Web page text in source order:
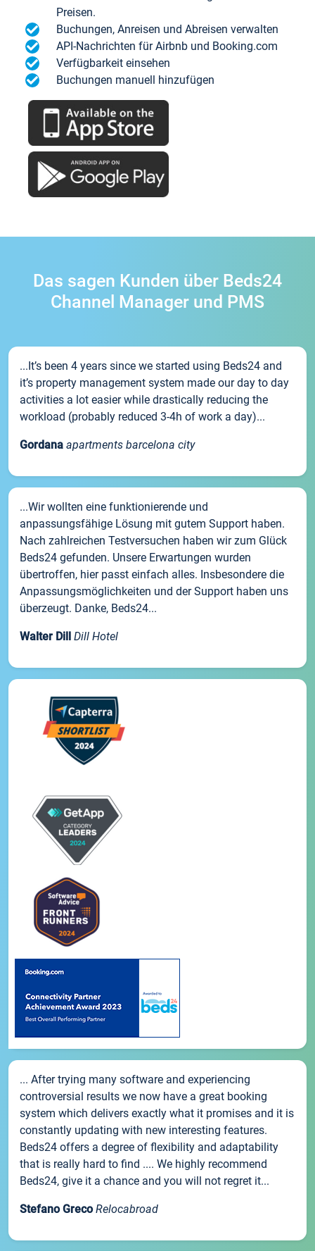
Preisen.
Buchungen, Anreisen und Abreisen verwalten
API-Nachrichten für Airbnb und Booking.com
Verfügbarkeit einsehen
Buchungen manuell hinzufügen
Das sagen Kunden über Beds24
Channel Manager und PMS
...It’s been 4 years since we started using Beds24 and
it’s property management system made our day to day
activities a lot easier while drastically reducing the
workload (probably reduced 3-4h of work a day)...
Gordana apartments barcelona city
...Wir wollten eine funktionierende und
anpassungsfähige Lösung mit gutem Support haben.
Nach zahlreichen Testversuchen haben wir zum Glück
Beds24 gefunden. Unsere Erwartungen wurden
übertroffen, hier passt einfach alles. Insbesondere die
Anpassungsmöglichkeiten und der Support haben uns
überzeugt. Danke, Beds24...
Walter Dill Dill Hotel
... After trying many software and experiencing
controversial results we now have a great booking
system which delivers exactly what it promises and it is
constantly updating with new interesting features.
Beds24 offers a degree of flexibility and adaptability
that is really hard to find .... We highly recommend
Beds24, give it a chance and you will not regret it...
Stefano Greco Relocabroad